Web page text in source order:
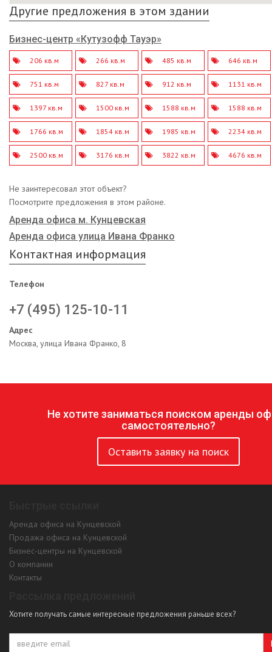
Другие предложения в этом здании
Бизнес-центр «Кутузофф Тауэр»
206 кв.м 266 кв.м 485 кв.м 646 кв.м
751 кв.м 827 кв.м 912 кв.м 1131 кв.м
1397 кв.м 1500 кв.м 1588 кв.м 1588 кв.м
1766 кв.м 1854 кв.м 1985 кв.м 2234 кв.м
2500 кв.м 3176 кв.м 3822 кв.м 4676 кв.м
Не заинтересовал этот объект?
Посмотрите предложения в этом районе.
Аренда офиса м. Кунцевская
Аренда офиса улица Ивана Франко
Контактная информация
Телефон
+7 (495) 125-10-11
Адрес
Москва, улица Ивана Франко, 8
Не хотите заниматься поиском аренды
самостоятельно?
Оставить заявку на поиск
Аренда офиса на Кунцевской
Продажа офиса на Кунцевской
Бизнес-центры на Кунцевской
О компании
Контакты
Хотите получать самые интересные предложения раньше всех?